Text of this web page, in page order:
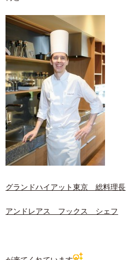
グランドハイアット東京 総料理長
アンドレアス フックス シェフ